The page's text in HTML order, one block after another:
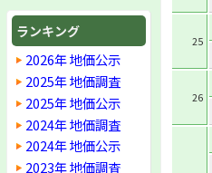
ランキング
2026年 地価公示
2025年 地価調査
2025年 地価公示
2024年 地価調査
2024年 地価公示
2023年 地価調査
25
26